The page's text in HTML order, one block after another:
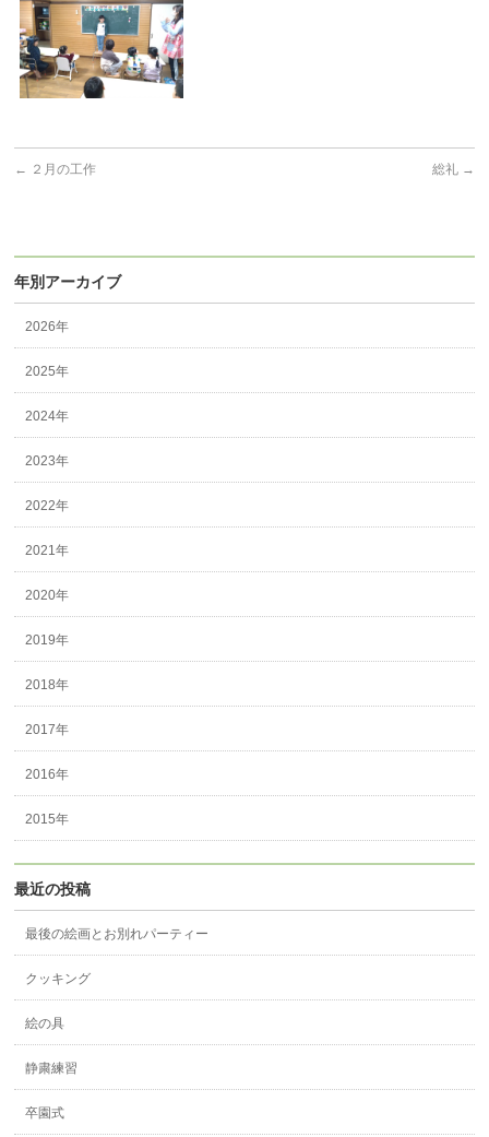
← ２月の工作 総礼 →
年別アーカイブ
2026年
2025年
2024年
2023年
2022年
2021年
2020年
2019年
2018年
2017年
2016年
2015年
最近の投稿
最後の絵画とお別れパーティー
クッキング
絵の具
静粛練習
卒園式